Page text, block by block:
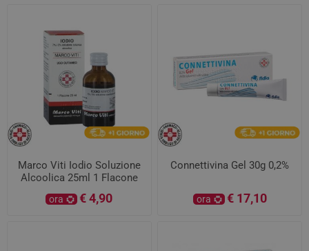
Marco Viti Iodio Soluzione
Alcoolica 25ml 1 Flacone
ora € 4,90
Connettivina Gel 30g 0,2%
ora € 17,10